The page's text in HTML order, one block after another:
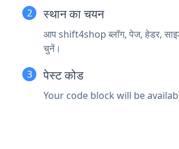
स्थान का चयन
आप shift4shop ब्लॉग, पेज, हेडर,
चुनें।
पेस्ट कोड
Your code block will be